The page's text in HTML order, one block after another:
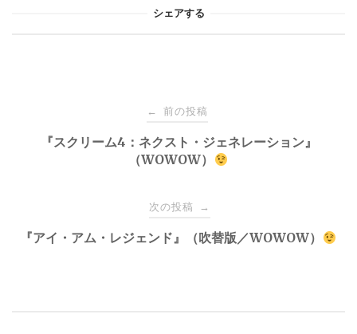
シェアする
ビ
← 前の投稿
『スクリーム4：ネクスト・ジェネレーション』
（WOWOW）
次の投稿 →
『アイ・アム・レジェンド』（吹替版／WOWOW）